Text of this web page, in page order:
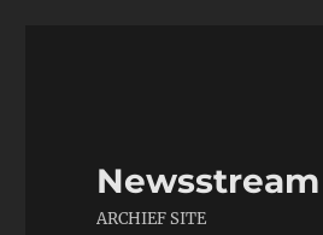
ARCHIEF SITE